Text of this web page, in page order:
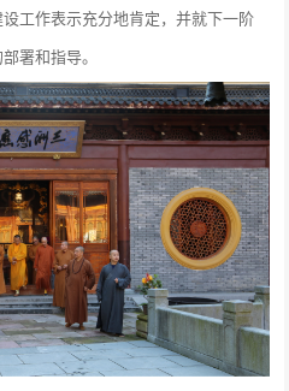
工作表示充分地肯定，并就下一阶
署和指导。